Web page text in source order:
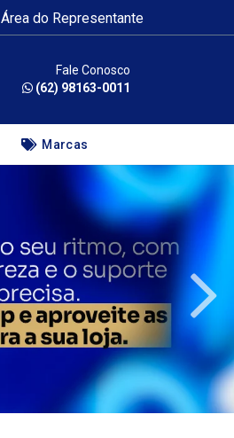
Área do Representante
Fale Conosco
(62) 98163-0011
Marcas